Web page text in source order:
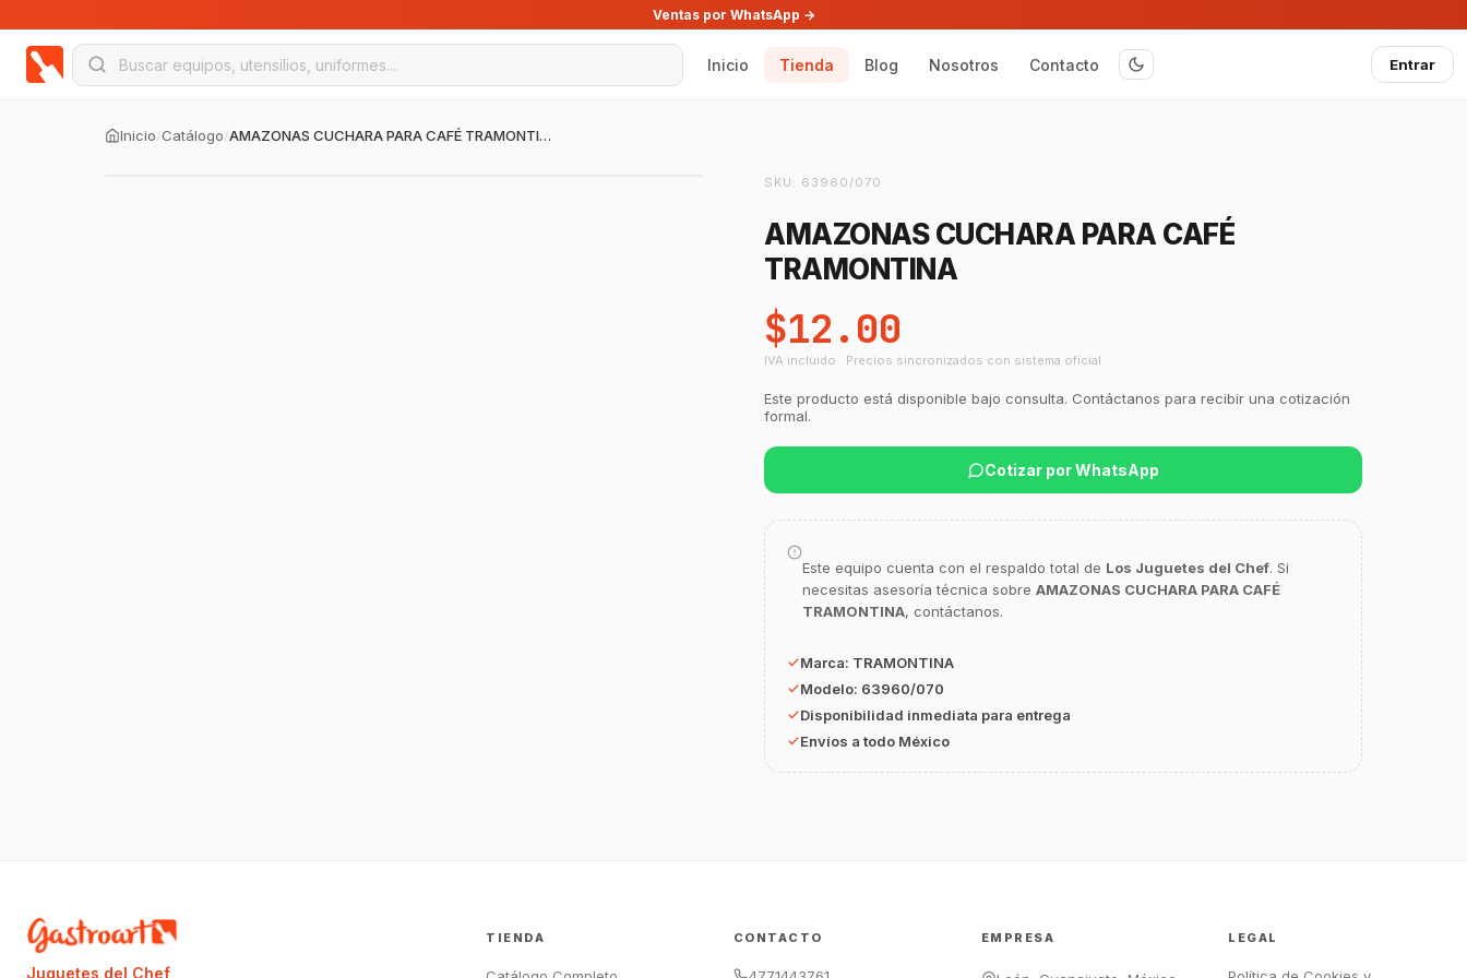
Ventas por WhatsApp →
Inicio Tienda Blog Nosotros Contacto Entrar
Inicio/Catálogo/ AMAZONAS CUCHARA PARA CAFÉ TRAMONTINA
SKU: 63960/070
AMAZONAS CUCHARA PARA CAFÉ
TRAMONTINA
$12.00
IVA incluido · Precios sincronizados con sistema oficial
Este producto está disponible bajo consulta. Contáctanos para recibir una cotización
formal.
Cotizar por WhatsApp
Este equipo cuenta con el respaldo total de Los Juguetes del Chef. Si
necesitas asesoría técnica sobre AMAZONAS CUCHARA PARA CAFÉ
TRAMONTINA, contáctanos.
Marca: TRAMONTINA
Modelo: 63960/070
Disponibilidad inmediata para entrega
Envíos a todo México
GastroArt.
Métodos de envío y entrega
Ver sucursales y contacto
Juguetes del Chef
TIENDA CONTACTO EMPRESA LEGAL